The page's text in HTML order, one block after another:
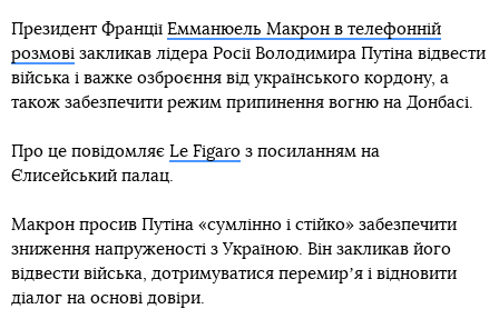
Президент Франції Емманюель Макрон в телефонній
розмові закликав лідера Росії Володимира Путіна відвести
війська і важке озброєння від українського кордону, а
також забезпечити режим припинення вогню на Донбасі.
Про це повідомляє Le Figaro з посиланням на
Єлисейський палац.
Макрон просив Путіна «сумлінно і стійко» забезпечити
зниження напруженості з Україною. Він закликав його
відвести війська, дотримуватися перемирʼя і відновити
діалог на основі довіри.